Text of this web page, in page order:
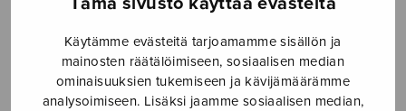
Käytämme evästeitä tarjoamamme sisällön ja
mainosten räätälöimiseen, sosiaalisen median
ominaisuuksien tukemiseen ja kävijämäärämme
analysoimiseen. Lisäksi jaamme sosiaalisen median,